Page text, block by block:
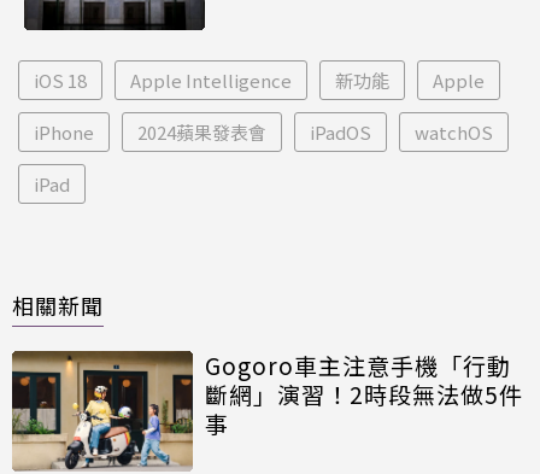
iOS 18 Apple Intelligence 新功能 Apple
iPhone 2024蘋果發表會 iPadOS watchOS
iPad
相關新聞
Gogoro車主注意手機「行動
斷網」演習！2時段無法做5件
事